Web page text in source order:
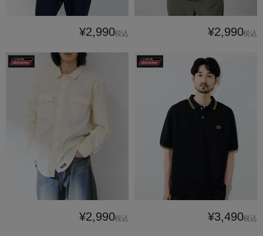
¥2,990税込 ¥2,990税込
¥2,990税込 ¥3,490税込